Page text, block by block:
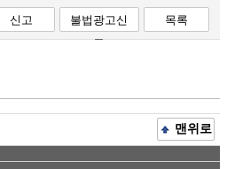
신고
불법광고신
고
목록
맨위로